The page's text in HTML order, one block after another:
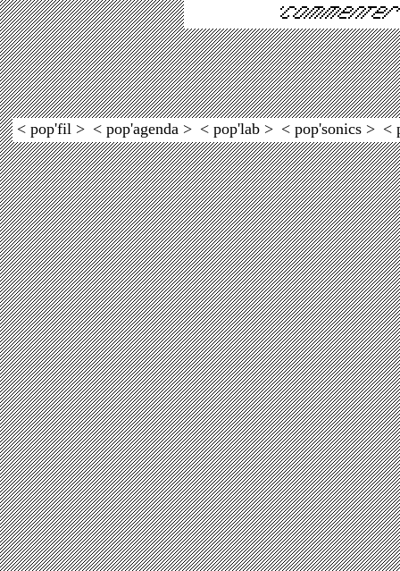
< pop'fil > < pop'agenda > < pop'lab > < pop'sonics > <